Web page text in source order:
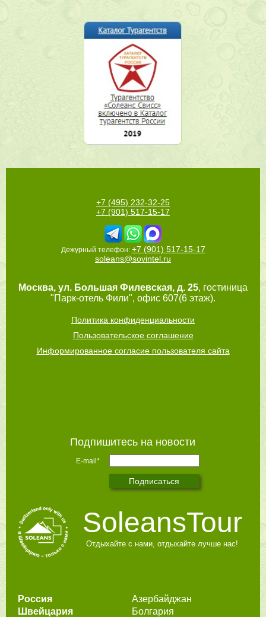
+7 (495) 232-32-25
+7 (901) 517-15-17
Дежурный телефон: +7 (901) 517-15-17
soleans@sovintel.ru
Москва, ул. Большая Филевская, д. 25, гостиница
"Парк-отель Фили", офис 607(6 этаж).
Политика конфиденциальности
Пользовательское соглашение
Информированное согласие пользователя сайта
Подпишитесь на новости
E-mail*
SoleansTour
Отдыхайте с нами, отдыхайте лучше нас!
Россия
Швейцария
Азербайджан
Болгария